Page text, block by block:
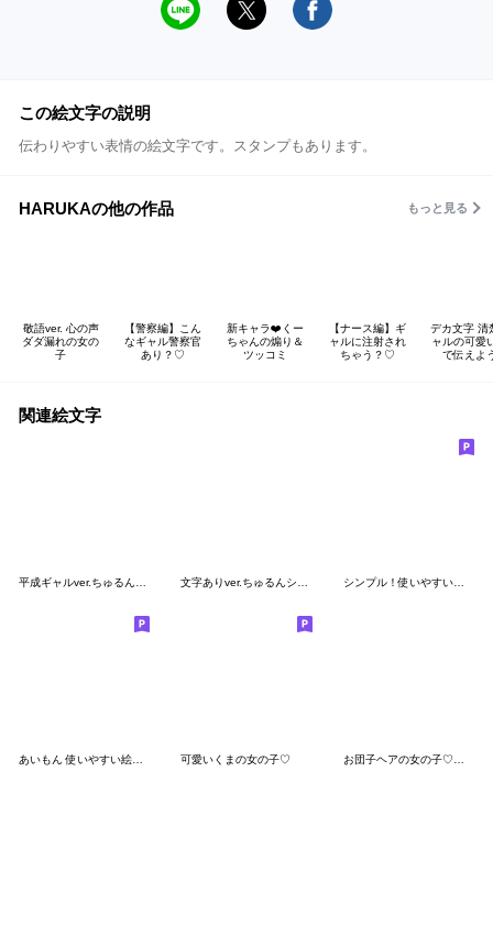
この絵文字の説明
伝わりやすい表情の絵文字です。スタンプもあります。
HARUKAの他の作品 もっと見る
敬語ver. 心の声
ダダ漏れの女の
子
【警察編】こん
なギャル警察官
あり？‪♡
新キャラ❤️くー
ちゃんの煽り＆
ツッコミ
【ナース編】ギ
ャルに注射され
ちゃう？♡
デカ文字 清
ャルの可愛
で伝えよ
関連絵文字
シンプル！使いやすい毎日絵文字♪
あいもん 使いやすい絵文字3 可愛いくまの女の子♡ お団子ヘアの女の子♡絵文字ver.